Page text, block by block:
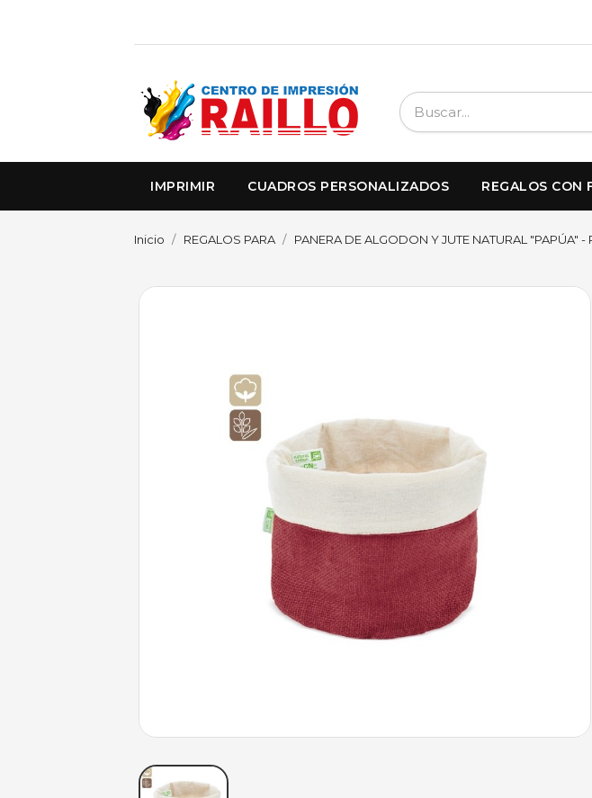
IMPRIMIR CUADROS PERSONALIZADOS REGALOS CON
Inicio REGALOS PARA PANERA DE ALGODON Y JUTE NATURAL "PAPÚA"